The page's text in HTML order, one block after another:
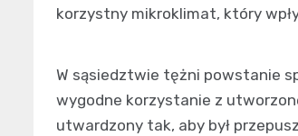
korzystny mikroklimat, który
W sąsiedztwie tężni powstanie
wygodne korzystanie z
utwardzony tak, aby był